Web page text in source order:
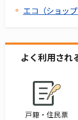
エコ（ショップ
よく利用され
戸籍・住民票